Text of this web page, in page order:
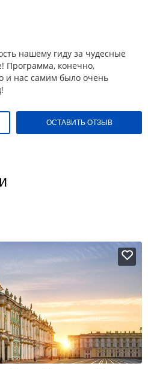
нашему гиду за чудесные
Программа, конечно,
и нас самим было очень
ОСТАВИТЬ ОТЗЫВ